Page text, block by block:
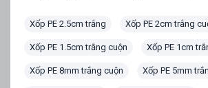
Xốp PE 2.5cm trắng Xốp PE 2cm trắng
Xốp PE 1.5cm trắng cuộn Xốp PE 1cm
Xốp PE 8mm trắng cuộn Xốp PE 5mm